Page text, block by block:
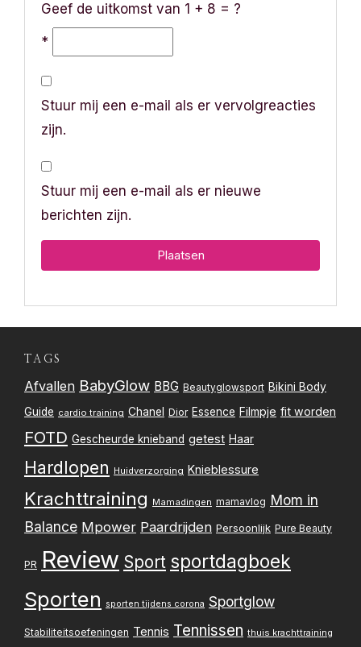
Geef de uitkomst van 1 + 8 = ?
*
Stuur mij een e-mail als er vervolgreacties
zijn.
Stuur mij een e-mail als er nieuwe
berichten zijn.
TAGS
Afvallen BabyGlow BBG Beautyglowsport Bikini Body
Guide cardio training Chanel Dior Essence Filmpje fit worden
FOTD Gescheurde knieband getest Haar
Hardlopen Huidverzorging Knieblessure
Krachttraining Mamadingen mamavlog Mom in
Balance Mpower Paardrijden Persoonlijk Pure Beauty
PR Review Sport sportdagboek
Sporten sporten tijdens corona Sportglow
Stabiliteitsoefeningen Tennis Tennissen thuis krachttraining